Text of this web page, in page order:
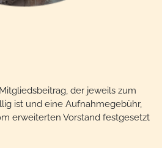
der jeweils zum
ist und eine Aufnahmegebühr,
erweiterten Vorstand festgesetzt